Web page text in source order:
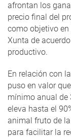
afrontan los
precio final del
como objetivo
Xunta de
productivo.
En relación con
puso en valor
mínimo anual de
eleva hasta el
animal fruto de
para facilitar la